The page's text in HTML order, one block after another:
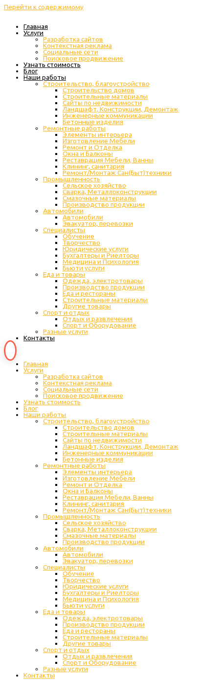
Перейти к содержимому
Главная
Услуги
Разработка сайтов
Контекстная реклама
Социальные сети
Поисковое продвижение
Узнать стоимость
Блог
Наши работы
Строительство, благоустройство
Строительство домов
Строительные материалы
Сайты по недвижимости
Ландшафт, Конструкции, Демонтаж
Инженерные коммуникации
Бетонные изделия
Ремонтные работы
Элементы интерьера
Изготовление Мебели
Ремонт и Отделка
Окна и Балконы
Реставрация Мебели, Ванны
Клининг, санитария
Ремонт/Монтаж Сан(Быт)техники
Промышленность
Cельское хозяйство
Сварка, Металлоконструкции
Cмазочные материалы
Производство продукции
Автомобили
Автомобили
Эвакуатор, перевозки
Специалисты
Обучение
Творчество
Юридические услуги
Бухгалтеры и Риелторы
Медицина и Психология
Бьюти услуги
Еда и товары
Одежда, электротовары
Производство продукции
Еда и рестораны
Строительные материалы
Другие товары
Спорт и отдых
Отдых и развлечения
Спорт и Оборудование
Разные услуги
Контакты
Главная
Услуги
Разработка сайтов
Контекстная реклама
Социальные сети
Поисковое продвижение
Узнать стоимость
Блог
Наши работы
Строительство, благоустройство
Строительство домов
Строительные материалы
Сайты по недвижимости
Ландшафт, Конструкции, Демонтаж
Инженерные коммуникации
Бетонные изделия
Ремонтные работы
Элементы интерьера
Изготовление Мебели
Ремонт и Отделка
Окна и Балконы
Реставрация Мебели, Ванны
Клининг, санитария
Ремонт/Монтаж Сан(Быт)техники
Промышленность
Cельское хозяйство
Сварка, Металлоконструкции
Cмазочные материалы
Производство продукции
Автомобили
Автомобили
Эвакуатор, перевозки
Специалисты
Обучение
Творчество
Юридические услуги
Бухгалтеры и Риелторы
Медицина и Психология
Бьюти услуги
Еда и товары
Одежда, электротовары
Производство продукции
Еда и рестораны
Строительные материалы
Другие товары
Спорт и отдых
Отдых и развлечения
Спорт и Оборудование
Разные услуги
Контакты